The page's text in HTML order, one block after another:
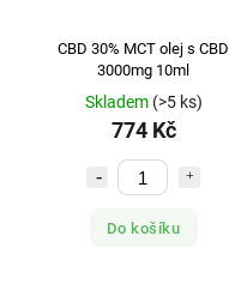
CBD 30% MCT olej s CBD
3000mg 10ml
Skladem (>5 ks)
774 Kč
Do košíku